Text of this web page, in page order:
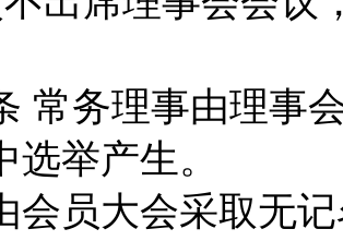
常务理事由理事
选举产生。
会员大会采取无